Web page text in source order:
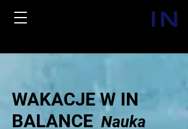
WAKACJE W IN
BALANCE Nauka